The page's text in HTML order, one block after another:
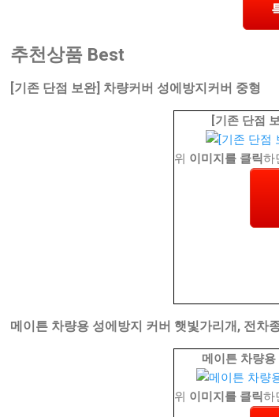
추천상품 Best
[기존 단점 보완] 차량커버 성에방지커버 중형
[기존 단점
위 이미지를 클릭하
메이튼 차량용 성에방지 커버 햇빛가리개, 전차
메이튼 차량
위 이미지를 클릭하